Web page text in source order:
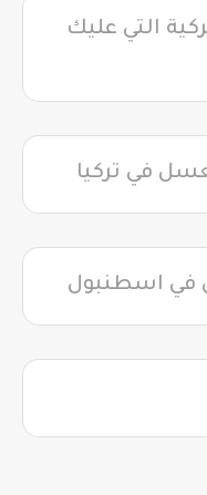
التي عليك
في اسطنبول